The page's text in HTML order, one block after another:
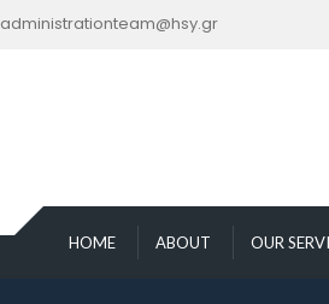
administrationteam@hsy.gr
HOME ABOUT OUR